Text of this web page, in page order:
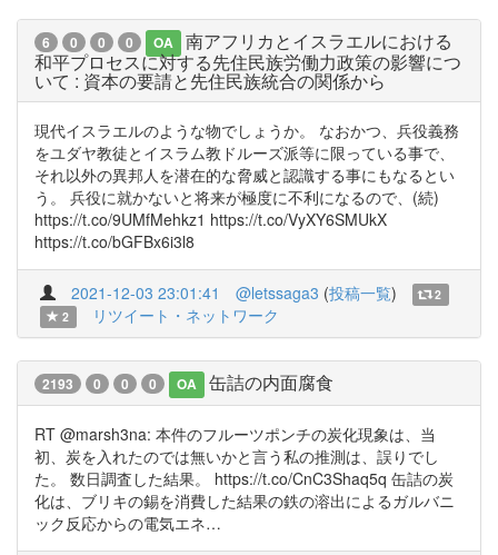
6 0 0 0 OA
南アフリカとイスラエルにおける
和平プロセスに対する先住民族労働力政策の影響につ
いて : 資本の要請と先住民族統合の関係から
現代イスラエルのような物でしょうか。 なおかつ、兵役義務
をユダヤ教徒とイスラム教ドルーズ派等に限っている事で、
それ以外の異邦人を潜在的な脅威と認識する事にもなるとい
う。 兵役に就かないと将来が極度に不利になるので、(続)
https://t.co/9UMfMehkz1 https://t.co/VyXY6SMUkX
https://t.co/bGFBx6i3l8
2021-12-03 23:01:41 @letssaga3 (投稿一覧)
2
2
リツイート・ネットワーク
2193 0 0 0 OA 缶詰の内面腐食
RT @marsh3na: 本件のフルーツポンチの炭化現象は、当
初、炭を入れたのでは無いかと言う私の推測は、誤りでし
た。 数日調査した結果。 https://t.co/CnC3Shaq5q 缶詰の炭
化は、ブリキの錫を消費した結果の鉄の溶出によるガルバニ
ック反応からの電気エネ…